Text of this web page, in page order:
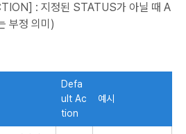
: 지정된 STATUS가 아닐 때 A
부정 의미)
Defa
ult Ac
tion
예시